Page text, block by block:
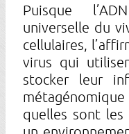
Puisque
universelle du
cellulaires,
virus qui
stocker leur
quelles sont les